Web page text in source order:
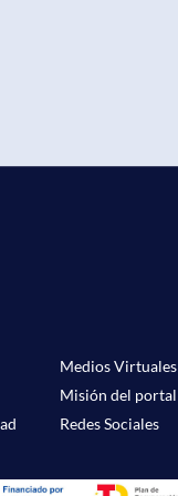
Medios Virtuales
Misión del portal
Redes Sociales